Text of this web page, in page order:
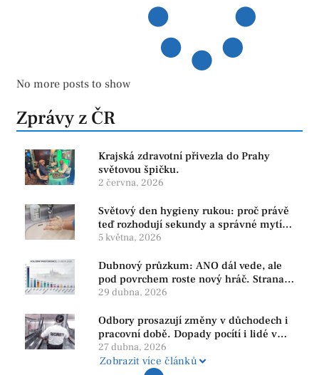
No more posts to show
Zprávy z ČR
Krajská zdravotní přivezla do Prahy
světovou špičku.
2 června, 2026
Světový den hygieny rukou: proč právě
teď rozhodují sekundy a správné mytí
rukou
5 května, 2026
Dubnový průzkum: ANO dál vede, ale
pod povrchem roste nový hráč. Strana
PRO se drží nejvýš mezi menšími
29 dubna, 2026
Odbory prosazují změny v důchodech i
pracovní době. Dopady pocítí i lidé v
našem regionu
27 dubna, 2026
Zobrazit více článků